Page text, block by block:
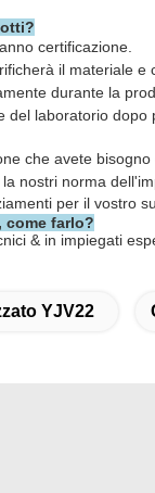
certificazione.
il materiale
durante la
del laboratorio dopo
che avete
nostri norma
per il vostro
farlo?
& in impiegati
YJV22